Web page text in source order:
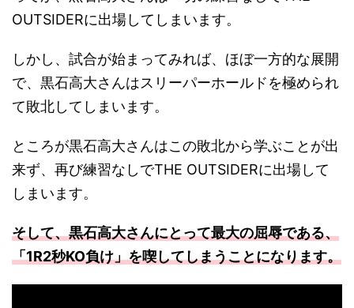
OUTSIDERに出場してしまいます。
しかし、試合が始まってみれば、ほぼ一方的な展開
で、黒石高大さんはスリーパーホールドを極められ
て敗北してしまいます。
ところが黒石高大さんはこの敗北から学ぶことが出
来ず、再び練習なしでTHE OUTSIDERに出場して
しまいます。
そして、黒石高大さんにとって最大の屈辱である、
「1R2秒KO負け」を喫してしまうことになります。